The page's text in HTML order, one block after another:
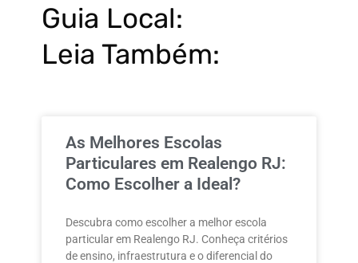
Guia Local:
Leia Também:
As Melhores Escolas
Particulares em Realengo RJ:
Como Escolher a Ideal?
Descubra como escolher a melhor escola
particular em Realengo RJ. Conheça critérios
de ensino, infraestrutura e o diferencial do